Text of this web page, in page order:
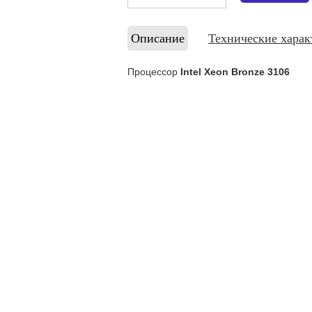
Описание Технические
Процессор Intel Xeon Bronze 3106